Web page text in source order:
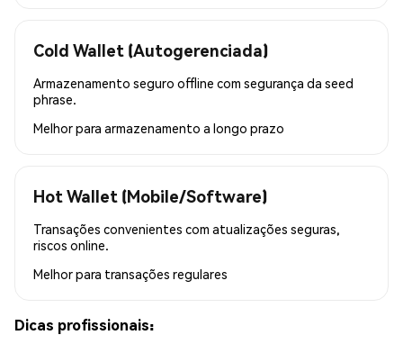
Cold Wallet (Autogerenciada)
Armazenamento seguro offline com segurança da seed
phrase.
Melhor para armazenamento a longo prazo
Hot Wallet (Mobile/Software)
Transações convenientes com atualizações seguras,
riscos online.
Melhor para transações regulares
Dicas profissionais: